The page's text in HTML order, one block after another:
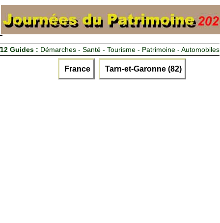
12 Guides : Démarches - Santé - Tourisme - Patrimoine - Automobiles
France Tarn-et-Garonne (82)